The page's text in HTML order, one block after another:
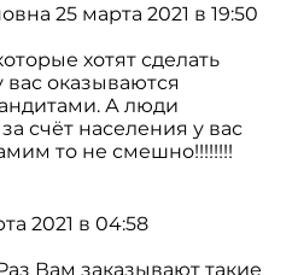
25 марта 2021 в 19:50
хотят сделать
оказываются
А люди
счёт населения у вас
то не смешно!!!!!!!!
2021 в 04:58
Вам заказывают такие